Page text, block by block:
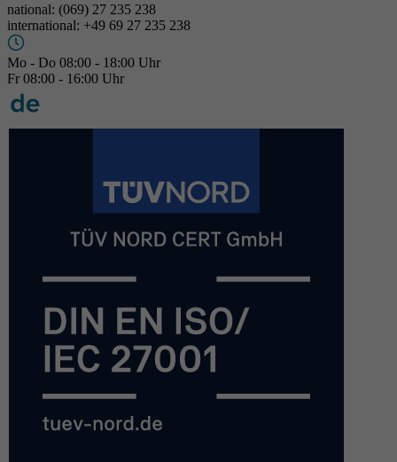
national: (069) 27 235 238
international: +49 69 27 235 238
Mo - Do 08:00 - 18:00 Uhr
Fr 08:00 - 16:00 Uhr